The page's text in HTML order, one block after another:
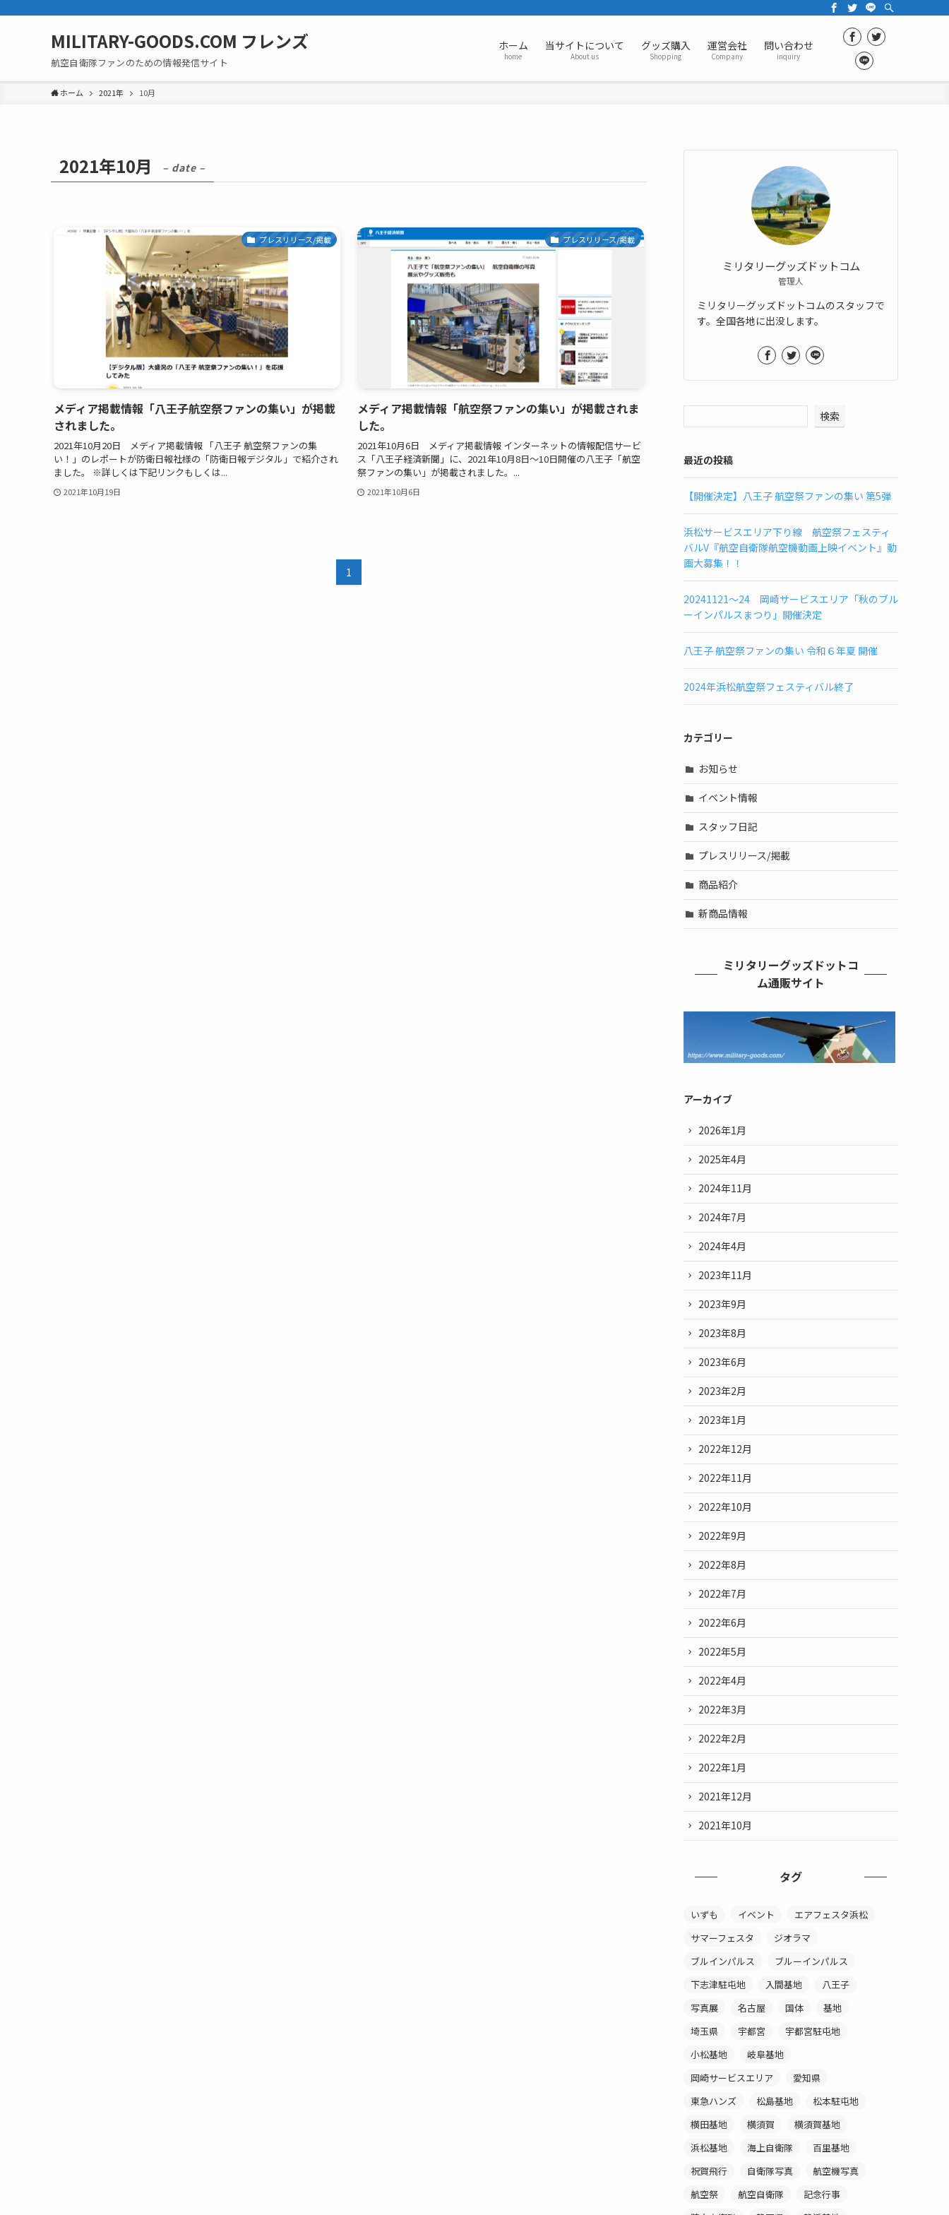
MILITARY-GOODS.COM フレンズ
航空自衛隊ファンのための情報発信サイト
ホーム
home
当サイトについて
About us
グッズ購入
Shopping
運営会社
Company
問い合わせ
inquiry
ホーム 2021年 10月
2021年10月 – date –
プレスリリース/掲載
メディア掲載情報「八王子航空祭ファンの集い」が掲載
されました。
2021年10月20日 メディア掲載情報 「八王子 航空祭ファンの集
い！」のレポートが防衛日報社様の「防衛日報デジタル」で紹介され
ました。 ※詳しくは下記リンクもしくは...
2021年10月19日
プレスリリース/掲載
メディア掲載情報「航空祭ファンの集い」が掲載されま
した。
2021年10月6日 メディア掲載情報 インターネットの情報配信サービ
ス「八王子経済新聞」に、2021年10月8日～10日開催の八王子「航空
祭ファンの集い」が掲載されました。...
2021年10月6日
1
ミリタリーグッズドットコム
管理人
ミリタリーグッズドットコムのスタッフで
す。全国各地に出没します。
検索
最近の投稿
【開催決定】八王子 航空祭ファンの集い 第5弾
浜松サービスエリア下り線 航空祭フェスティ
バルV『航空自衛隊航空機動画上映イベント』動
画大募集！！
20241121～24 岡崎サービスエリア「秋のブル
ーインパルスまつり」開催決定
八王子 航空祭ファンの集い 令和６年夏 開催
2024年浜松航空祭フェスティバル終了
カテゴリー
お知らせ
イベント情報
スタッフ日記
プレスリリース/掲載
商品紹介
新商品情報
ミリタリーグッズドットコ
ム通販サイト
アーカイブ
2026年1月
2025年4月
2024年11月
2024年7月
2024年4月
2023年11月
2023年9月
2023年8月
2023年6月
2023年2月
2023年1月
2022年12月
2022年11月
2022年10月
2022年9月
2022年8月
2022年7月
2022年6月
2022年5月
2022年4月
2022年3月
2022年2月
2022年1月
2021年12月
2021年10月
タグ
いずも イベント
エアフェスタ浜松
サマーフェスタ
ジオラマ
ブルインパルス
ブルーインパルス
下志津駐屯地
入間基地
八王子
写真展
名古屋 国体
基地
埼玉県
宇都宮
宇都宮駐屯地
小松基地
岐阜基地
岡崎サービスエリア
愛知県
東急ハンズ
松島基地
松本駐屯地
横田基地
横須賀
横須賀基地
浜松基地
海上自衛隊
百里基地
祝賀飛行
自衛隊写真
航空機写真
航空祭
航空自衛隊
記念行事